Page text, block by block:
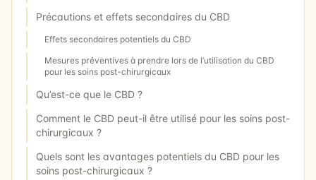
Précautions et effets secondaires du CBD
Effets secondaires potentiels du CBD
Mesures préventives à prendre lors de l’utilisation du CBD
pour les soins post-chirurgicaux
Qu’est-ce que le CBD ?
Comment le CBD peut-il être utilisé pour les soins post-
chirurgicaux ?
Quels sont les avantages potentiels du CBD pour les
soins post-chirurgicaux ?